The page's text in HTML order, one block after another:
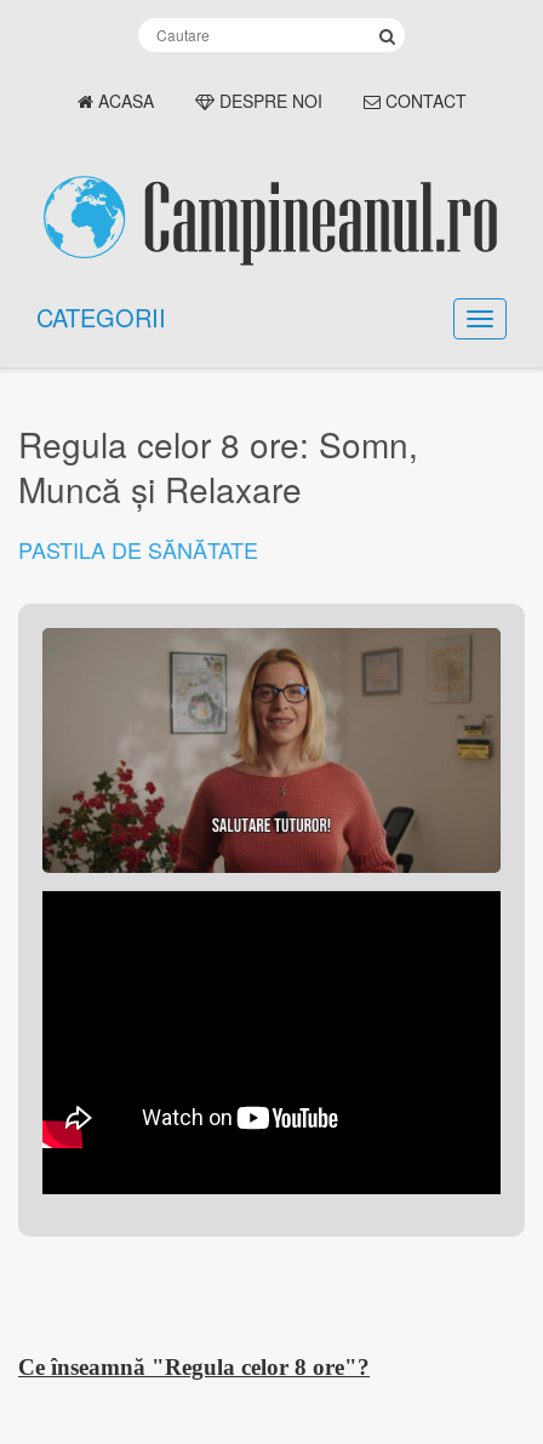
ACASA DESPRE NOI CONTACT
CATEGORII
Regula celor 8 ore: Somn,
Muncă și Relaxare
PASTILA DE SĂNĂTATE
Ce înseamnă "Regula celor 8 ore"?